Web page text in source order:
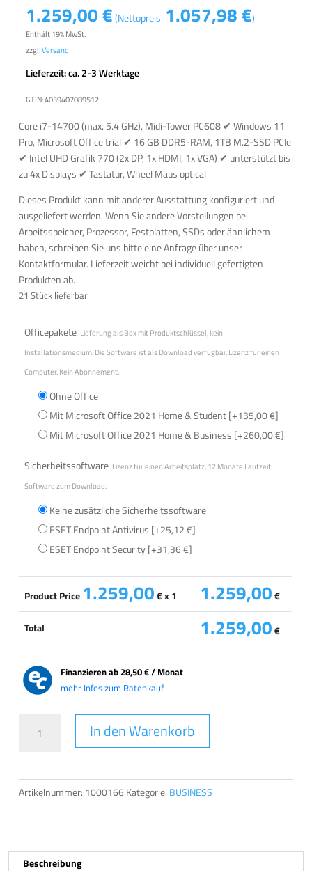
1.259,00€ (Nettopreis: 1.057,98€)
Enthält 19% MwSt.
zzgl.Versand
Lieferzeit: ca. 2-3 Werktage
GTIN: 4039407089512
Core i7-14700 (max. 5.4 GHz), Midi-Tower PC608 ✔ Windows 11
Pro, Microsoft Office trial ✔ 16 GB DDR5-RAM, 1TB M.2-SSD PCIe
✔ Intel UHD Grafik 770 (2x DP, 1x HDMI, 1x VGA) ✔ unterstützt bis
zu 4x Displays ✔ Tastatur, Wheel Maus optical
Dieses Produkt kann mit anderer Ausstattung konfiguriert und
ausgeliefert werden. Wenn Sie andere Vorstellungen bei
Arbeitsspeicher, Prozessor, Festplatten, SSDs oder ähnlichem
haben, schreiben Sie uns bitte eine Anfrage über unser
Kontaktformular. Lieferzeit weicht bei individuell gefertigten
Produkten ab.
21 Stück lieferbar
Officepakete Lieferung als Box mit Produktschlüssel, kein
Installationsmedium. Die Software ist als Download verfügbar. Lizenz für einen
Computer. Kein Abonnement.
Ohne Office
Mit Microsoft Office 2021 Home & Student[+135,00 €]
Mit Microsoft Office 2021 Home & Business [+260,00 €]
Sicherheitssoftware Lizenz für einen Arbeitsplatz, 12 Monate Laufzeit.
Software zum Download.
Keine zusätzliche Sicherheitssoftware
ESET Endpoint Antivirus [+25,12 €]
ESET Endpoint Security[+31,36 €]
Product Price 1.259,00€ x 1 1.259,00€
Total 1.259,00€
Finanzieren ab28,50 € / Monat
mehr Infos zum Ratenkauf
Menge
In den Warenkorb
r
i
Artikelnummer: 1000166Kategorie: BUSINESS
Beschreibung